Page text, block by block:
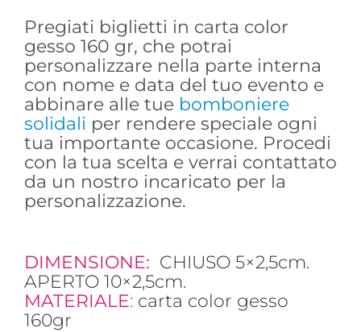
Pregiati biglietti in carta color
gesso 160 gr, che potrai
personalizzare nella parte interna
con nome e data del tuo evento e
abbinare alle tue bomboniere
solidali per rendere speciale ogni
tua importante occasione. Procedi
con la tua scelta e verrai contattato
da un nostro incaricato per la
personalizzazione.
DIMENSIONE: CHIUSO 5×2,5cm.
APERTO 10×2,5cm.
MATERIALE: carta color gesso
160gr